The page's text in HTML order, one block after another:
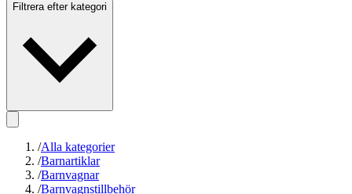
Filtrera efter kategori
/Alla kategorier
/Barnartiklar
/Barnvagnar
/Barnvagnstillbehör